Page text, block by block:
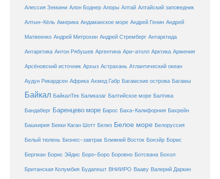
Алессия Зеккини Алон Боднер Алоры Алтай Алтайский заповедник
Алтын-Кёль Америка Андаманское море Андрей Генин Андрей
Матвеенко Андрей Митрохин Андрей Стремберг Антарктида
Антарктика Антон Рябушев Аргентина Ари-атолл Арктика Армения
Арсёновский источник Архыз Астрахань Атлантический океан
Аудун Рикардсен Африка Ахмед Габр Багамские острова Багамы
Байкал БайкалТек Баликазаг Балтийское море Балтика
Бандаберг Баренцево море Барос Баха-Калифорния Бахрейн
Башкирия Бекки Каган Шотт Белиз Белое море Белоруссия
Белый тюлень Бизнес-завтрак Ближний Восток Бонэйр Борис
Бергман Борис Эйдис Боро-Боро Боровно Ботсвана Бохол
Британская Колумбия Будапешт ВНИИРО Вааву Валерий Даркин